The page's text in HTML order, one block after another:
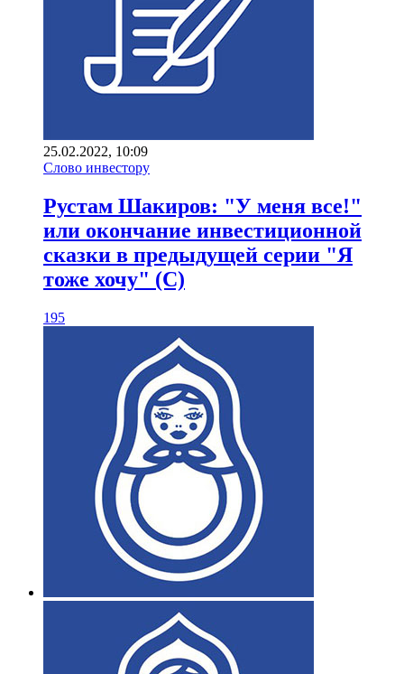
25.02.2022, 10:09
Слово инвестору
Рустам Шакиров: "У меня все!"
или окончание инвестиционной
сказки в предыдущей серии "Я
тоже хочу" (С)
195